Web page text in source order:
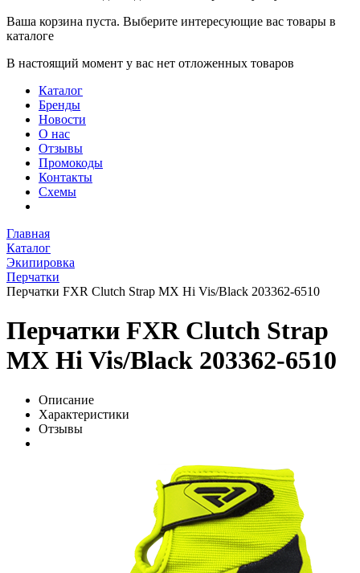
Ваша корзина пуста. Выберите интересующие вас товары в
каталоге
В настоящий момент у вас нет отложенных товаров
Каталог
Бренды
Новости
О нас
Отзывы
Промокоды
Контакты
Схемы
Главная
Каталог
Экипировка
Перчатки
Перчатки FXR Clutch Strap MX Hi Vis/Black 203362-6510
Перчатки FXR Clutch Strap
MX Hi Vis/Black 203362-6510
Описание
Характеристики
Отзывы